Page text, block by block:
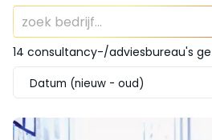
14 consultancy-/adviesbureau's